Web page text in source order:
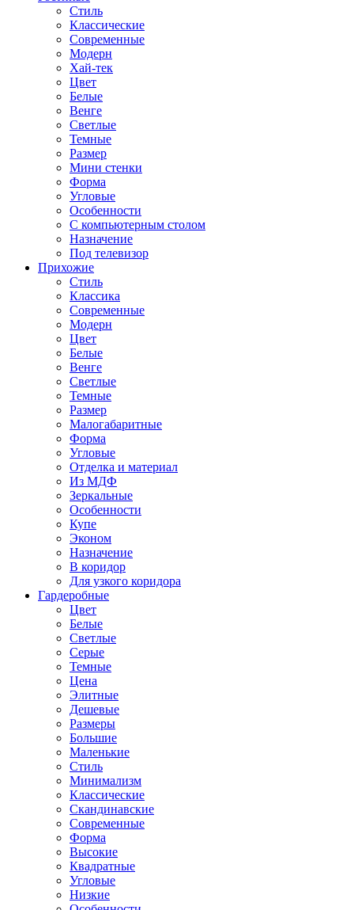
Стиль
Классические
Современные
Модерн
Хай-тек
Цвет
Белые
Венге
Светлые
Темные
Размер
Мини стенки
Форма
Угловые
Особенности
С компьютерным столом
Назначение
Под телевизор
Прихожие
Стиль
Классика
Современные
Модерн
Цвет
Белые
Венге
Светлые
Темные
Размер
Малогабаритные
Форма
Угловые
Отделка и материал
Из МДФ
Зеркальные
Особенности
Купе
Эконом
Назначение
В коридор
Для узкого коридора
Гардеробные
Цвет
Белые
Светлые
Серые
Темные
Цена
Элитные
Дешевые
Размеры
Большие
Маленькие
Стиль
Минимализм
Классические
Скандинавские
Современные
Форма
Высокие
Квадратные
Угловые
Низкие